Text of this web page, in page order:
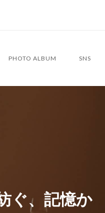
PHOTO ALBUM SNS
ぐ、記憶か